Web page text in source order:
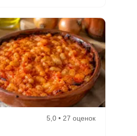
5,0 • 27 оценок